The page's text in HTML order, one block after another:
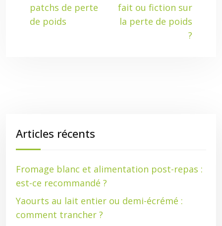
patchs de perte
de poids
fait ou fiction sur
la perte de poids
?
Articles récents
Fromage blanc et alimentation post-repas :
est-ce recommandé ?
Yaourts au lait entier ou demi-écrémé :
comment trancher ?